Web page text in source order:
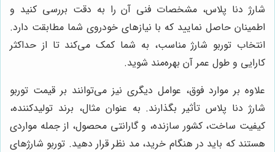
شارژ دنا پلاس، مشخصات فنی آن را به دقت بررسی کنید و
اطمینان حاصل نمایید که با نیازهای خودروی شما مطابقت دارد.
انتخاب توربو شارژ مناسب، به شما کمک می‌کند تا از حداکثر
کارایی و طول عمر آن بهره‌مند شوید.
علاوه بر موارد فوق، عوامل دیگری نیز می‌توانند بر قیمت توربو
شارژ دنا پلاس تأثیر بگذارند. به عنوان مثال، برند تولیدکننده،
کیفیت ساخت، کشور سازنده، و گارانتی محصول، از جمله مواردی
هستند که باید در هنگام خرید، مد نظر قرار دهید. توربو شارژهای